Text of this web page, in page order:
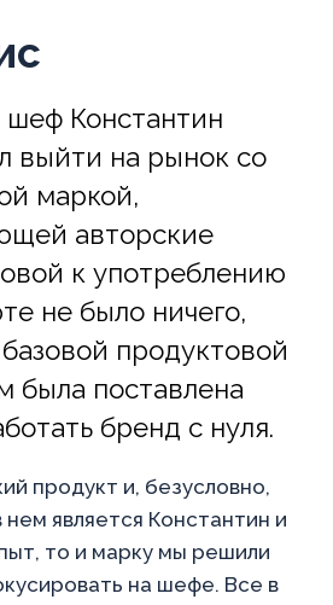
Константин
выйти на рынок со
маркой,
авторские
к употреблению
не было ничего,
продуктовой
была поставлена
бренд с нуля.
продукт и, безусловно,
является Константин и
то и марку мы решили
на шефе. Все в